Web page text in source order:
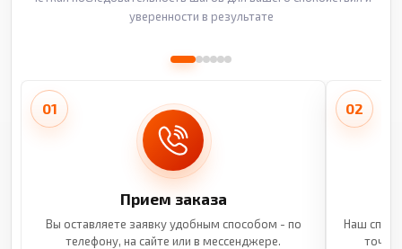
уверенности в результате
01
Прием заказа
Вы оставляете заявку удобным способом - по
телефону, на сайте или в мессенджере.
02
Наш